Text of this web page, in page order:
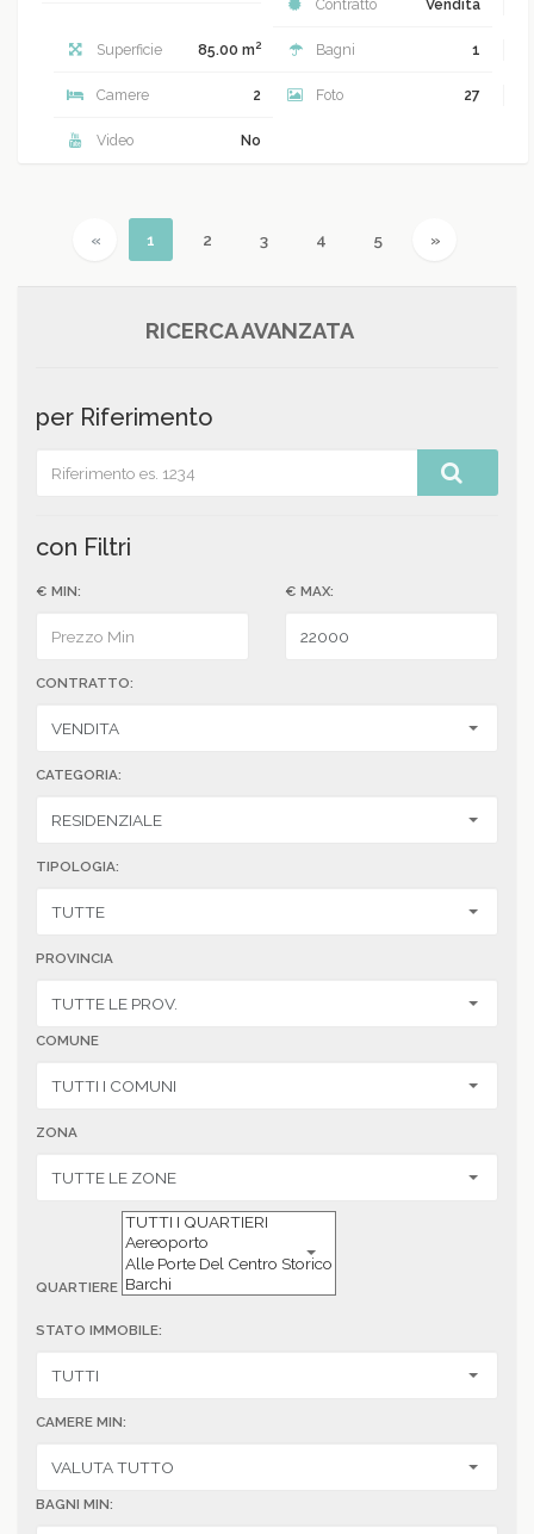
Contratto Vendita
Superficie 85.00 m2 Bagni 1
Camere 2 Foto 27
Video No
«Previous
1 (current)
2 3 4 5 »Next
RICERCA AVANZATA
per Riferimento
con Filtri
€ MIN: € MAX:
CONTRATTO:
CATEGORIA:
TIPOLOGIA:
PROVINCIA
COMUNE
ZONA
QUARTIERE
STATO IMMOBILE:
CAMERE MIN:
BAGNI MIN: